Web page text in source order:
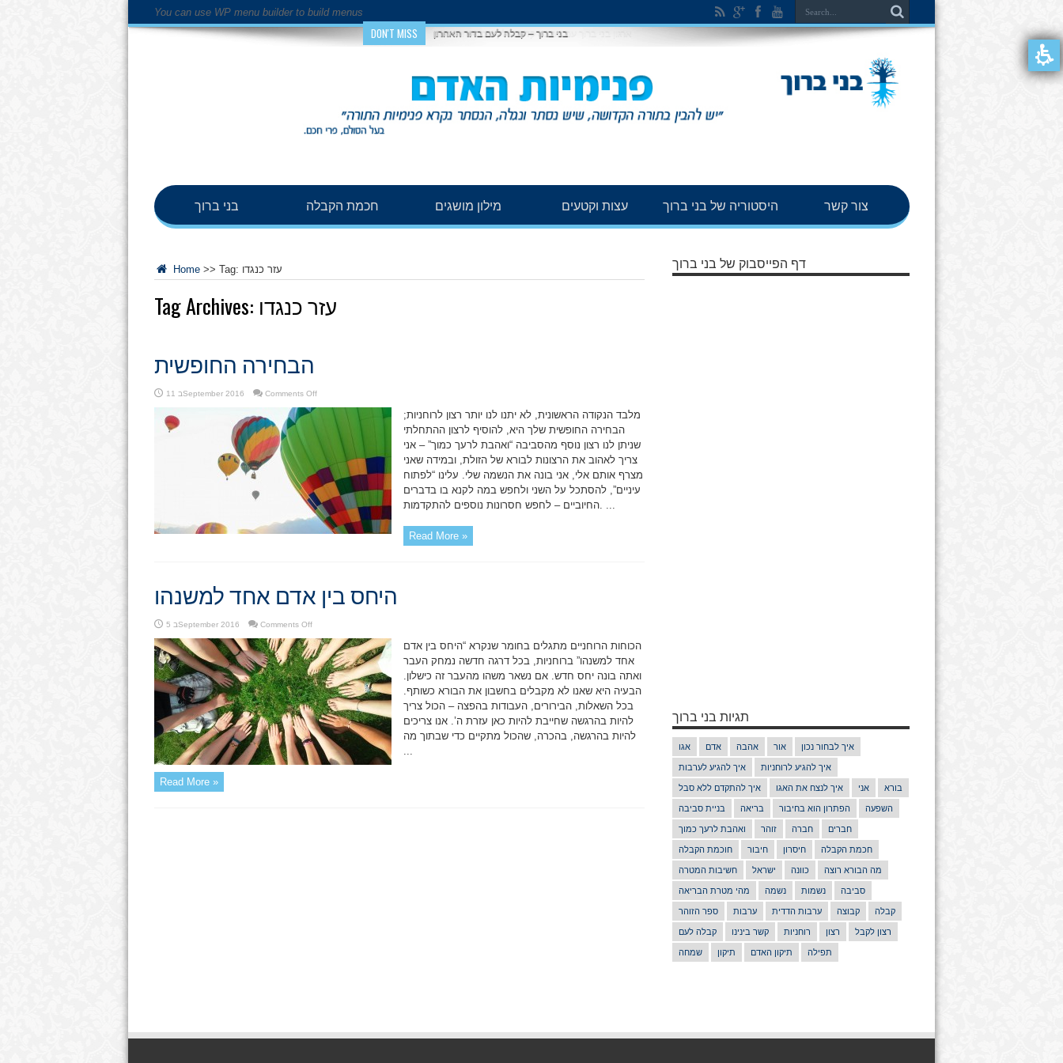
You can use WP menu builder to build menus
DON'T MISS בני ברוך – קבלה לעם בדור האחרון
בני ברוך חכמת הקבלה מילון מושגים עצות וקטעים היסטוריה של בני ברוך צור קשר
Home >> Tag: עזר כנגדו
Tag Archives: עזר כנגדו
הבחירה החופשית
11 בSeptember 2016 Comments Offon
החופשית
מלבד הנקודה הראשונית, לא יתנו לנו יותר רצון לרוחניות;
הבחירה החופשית שלך היא, להוסיף לרצון ההתחלתי
שניתן לנו רצון נוסף מהסביבה “ואהבת לרעך כמוך” – אני
צריך לאהוב את הרצונות לבורא של הזולת, ובמידה שאני
מצרף אותם אלי, אני בונה את הנשמה שלי. עלינו “לפתוח
עיניים”, להסתכל על השני ולחפש במה לקנא בו בדברים
החיוביים – לחפש חסרונות נוספים להתקדמות. ...
Read More »
היחס בין אדם אחד למשנהו
5 בSeptember 2016 Comments Offon
בין
אדם
אחד
למשנהו
הכוחות הרוחניים מתגלים בחומר שנקרא “היחס בין אדם
אחד למשנהו” ברוחניות, בכל דרגה חדשה נמחק העבר
ואתה בונה יחס חדש. אם נשאר משהו מהעבר זה כישלון.
הבעיה היא שאנו לא מקבלים בחשבון את הבורא כשותף.
בכל השאלות, הבירורים, העבודות בהפצה – הכול צריך
להיות בהרגשה שחייבת להיות כאן עזרת ה’. אנו צריכים
להיות בהרגשה, בהכרה, שהכול מתקיים כדי שבתוך מה
...
Read More »
דף הפייסבוק של בני ברוך
תגיות בני ברוך
אגו אדם אהבה אור איך לבחור נכון
איך להגיע לערבות איך להגיע לרוחניות
איך להתקדם ללא סבל איך לנצח את האגו אני בורא
בניית סביבה בריאה הפתרון הוא בחיבור השפעה
ואהבת לרעך כמוך זוהר חברה חברים
חוכמת הקבלה חיבור חיסרון חכמת הקבלה
חשיבות המטרה ישראל כוונה מה הבורא רוצה
מהי מטרת הבריאה נשמה נשמות סביבה
ספר הזוהר ערבות ערבות הדדית קבוצה קבלה
קבלה לעם קשר בינינו רוחניות רצון רצון לקבל
שמחה תיקון תיקון האדם תפילה